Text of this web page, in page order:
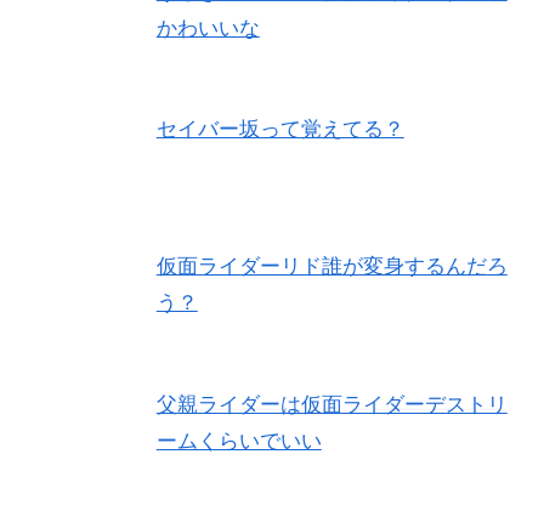
かわいいな
セイバー坂って覚えてる？
仮面ライダーリド誰が変身するんだろ
う？
父親ライダーは仮面ライダーデストリ
ームくらいでいい